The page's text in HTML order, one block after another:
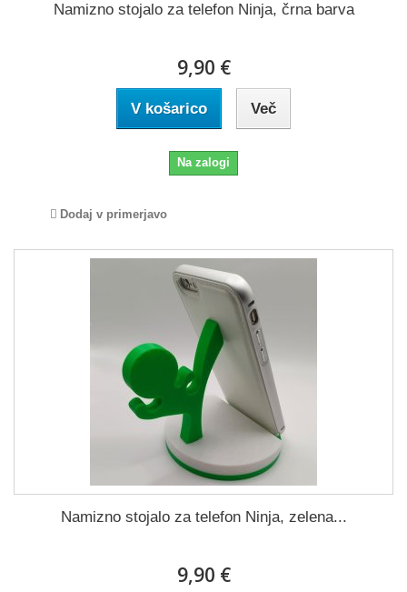
Namizno stojalo za telefon Ninja, črna barva
9,90 €
V košarico Več
Na zalogi
Dodaj v primerjavo
Namizno stojalo za telefon Ninja, zelena...
9,90 €